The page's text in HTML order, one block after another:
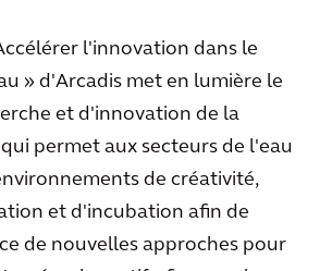
l'innovation dans le
» d'Arcadis met en lumière le
et d'innovation de la
permet aux secteurs de l'eau
de créativité,
et d'incubation afin de
de nouvelles approches pour